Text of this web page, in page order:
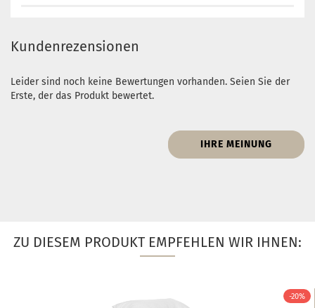
Kundenrezensionen
Leider sind noch keine Bewertungen vorhanden. Seien Sie der
Erste, der das Produkt bewertet.
IHRE MEINUNG
ZU DIESEM PRODUKT EMPFEHLEN WIR IHNEN:
-20%